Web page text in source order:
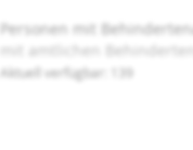
Personen mit
mit amtlichen
Aktuell verfügbar: 139